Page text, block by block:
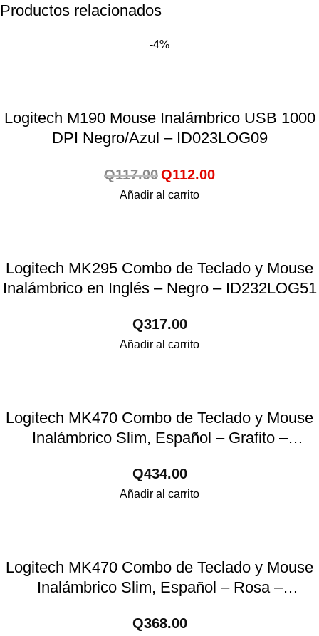
Productos relacionados
-4%
Logitech M190 Mouse Inalámbrico USB 1000
DPI Negro/Azul – ID023LOG09
Q117.00Q112.00
Añadir al carrito
Logitech MK295 Combo de Teclado y Mouse
Inalámbrico en Inglés – Negro – ID232LOG51
Q317.00
Añadir al carrito
Logitech MK470 Combo de Teclado y Mouse
Inalámbrico Slim, Español – Grafito –
Q434.00
Añadir al carrito
Logitech MK470 Combo de Teclado y Mouse
Inalámbrico Slim, Español – Rosa –
Q368.00